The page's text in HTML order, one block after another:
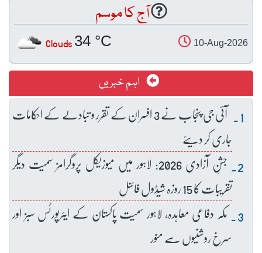
آج کا موسم
10-Aug-2026
34 °C
Clouds
اہم خبریں
آئی جی پنجاب نے 3 افسران کے تقرر و تبادلے کے احکامات
جاری کر دیئے
جشنِ آزادی 2026: لاہور میں میوزیکل پروگرامز سمیت دیگر
تقریبات کا 15 روزہ شیڈول فائنل
مکہ دفاعی معاہدہ، لاہور سمیت پاکستان کے ایئرپورٹس سبز اور
سرخ روشنیوں سے منور